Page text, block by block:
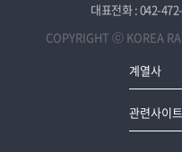
대표전화 : 042-
COPYRIGHT ⓒ KOREA
계열사
관련사이트